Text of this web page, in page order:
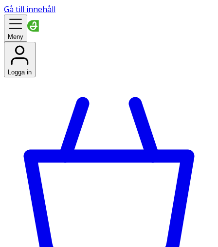
Gå till innehåll
Meny
Logga in